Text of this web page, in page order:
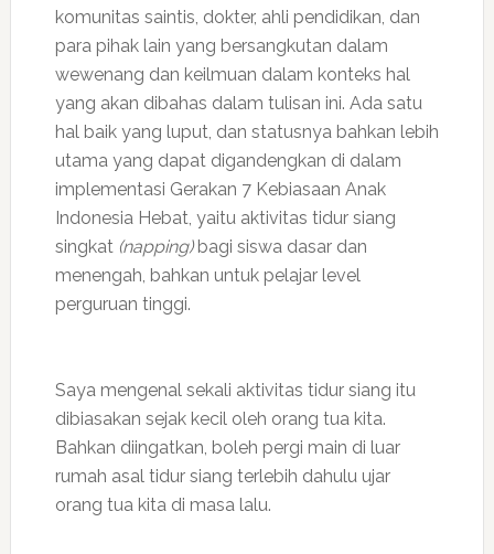
komunitas saintis, dokter, ahli pendidikan, dan
para pihak lain yang bersangkutan dalam
wewenang dan keilmuan dalam konteks hal
yang akan dibahas dalam tulisan ini. Ada satu
hal baik yang luput, dan statusnya bahkan lebih
utama yang dapat digandengkan di dalam
implementasi Gerakan 7 Kebiasaan Anak
Indonesia Hebat, yaitu aktivitas tidur siang
singkat (napping)bagi siswa dasar dan
menengah, bahkan untuk pelajar level
perguruan tinggi.
Saya mengenal sekali aktivitas tidur siang itu
dibiasakan sejak kecil oleh orang tua kita.
Bahkan diingatkan, boleh pergi main di luar
rumah asal tidur siang terlebih dahulu ujar
orang tua kita di masa lalu.